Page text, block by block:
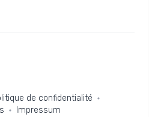
de confidentialité
Impressum